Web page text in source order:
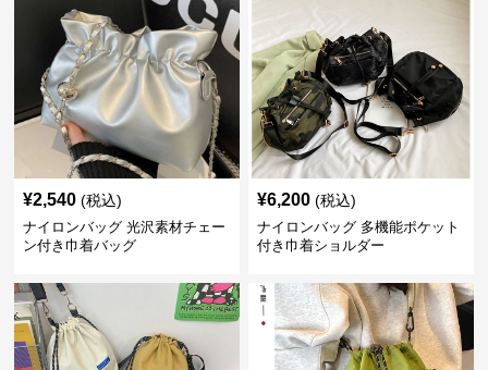
¥2,540 (税込)
ナイロンバッグ 光沢素材チェー
ン付き巾着バッグ
¥6,200 (税込)
ナイロンバッグ 多機能ポケット
付き巾着ショルダー